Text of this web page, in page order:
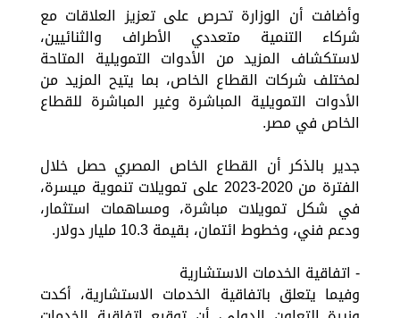
وأضافت أن الوزارة تحرص على تعزيز العلاقات مع
شركاء التنمية متعددي الأطراف والثنائيين،
لاستكشاف المزيد من الأدوات التمويلية المتاحة
لمختلف شركات القطاع الخاص، بما يتيح المزيد من
الأدوات التمويلية المباشرة وغير المباشرة للقطاع
الخاص في مصر.
جدير بالذكر أن القطاع الخاص المصري حصل خلال
الفترة من 2020-2023 على تمويلات تنموية ميسرة،
في شكل تمويلات مباشرة، ومساهمات استثمار،
ودعم فني، وخطوط ائتمان، بقيمة 10.3 مليار دولار.
- اتفاقية الخدمات الاستشارية
وفيما يتعلق باتفاقية الخدمات الاستشارية، أكدت